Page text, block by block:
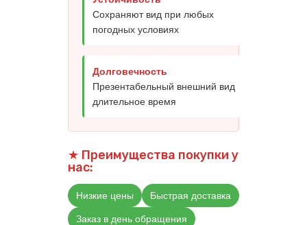
Сохраняют вид при любых
погодных условиях
Долговечность
Презентабельный внешний вид
длительное время
★ Преимущества покупки у
нас:
Низкие цены Быстрая доставка
Заказ в день обращения